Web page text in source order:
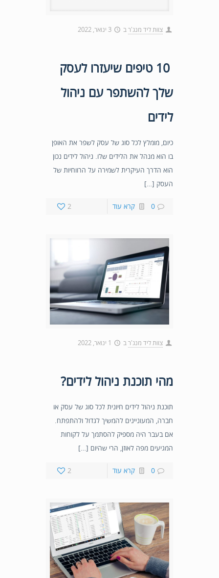
צוות ליד מנג'רב 3 ינואר, 2022
10 טיפים שיעזרו לעסק
שלך להשתפר עם ניהול
לידים
כיום, מומלץ לכל סוג של עסק לשפר את האופן
בו הוא מנהל את הלידים שלו. ניהול לידים נכון
הוא הדרך העיקרית לשמירה על הרווחיות של
העסק […]
2 0 קרא עוד
צוות ליד מנג'רב 1 ינואר, 2022
מהי תוכנת ניהול לידים?
תוכנת ניהול לידים חיונית לכל סוג של עסק או
חברה, המעוניינים להמשיך לגדול ולהתפתח.
אם בעבר היה מספיק להסתמך על לקוחות
המגיעים מפה לאוזן, הרי שהיום […]
2 0 קרא עוד